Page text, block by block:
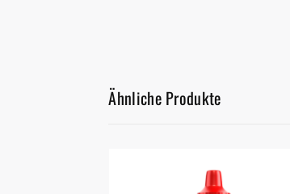
Ähnliche Produkte